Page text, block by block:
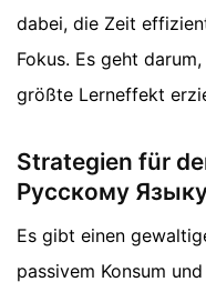
dabei, die Zeit
Fokus. Es geht
größte Lerneffekt
Strategien für
Русскому
Es gibt einen
passivem Konsum